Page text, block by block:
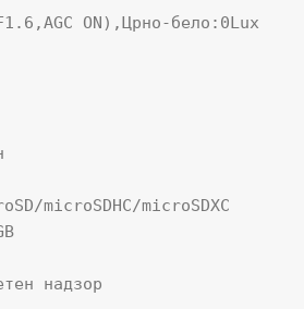
ON),Црно-бело:0Lux
microSDHC/microSDXC
надзор